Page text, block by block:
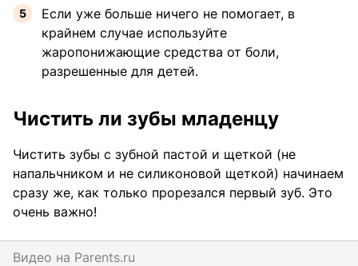
Если уже больше ничего не помогает, в
крайнем случае используйте
жаропонижающие средства от боли,
разрешенные для детей.
Чистить ли зубы младенцу
Чистить зубы с зубной пастой и щеткой (не
напальчником и не силиконовой щеткой) начинаем
сразу же, как только прорезался первый зуб. Это
очень важно!
Видео на parents.ru